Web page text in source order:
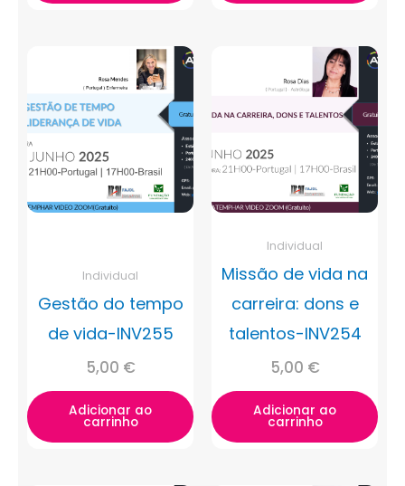
Individual
Gestão do tempo
de vida-INV255
5,00 €
Adicionar ao
carrinho
Individual
Missão de vida na
carreira: dons e
talentos-INV254
5,00 €
Adicionar ao
carrinho